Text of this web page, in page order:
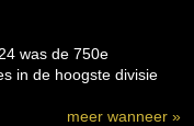
was de 750e
in de hoogste divisie
meer wanneer »